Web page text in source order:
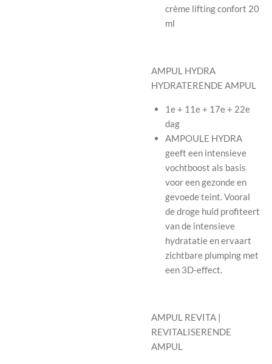
crème lifting confort 20
ml
AMPUL HYDRA
HYDRATERENDE AMPUL
1e + 11e + 17e + 22e
dag
AMPOULE HYDRA
geeft een intensieve
vochtboost als basis
voor een gezonde en
gevoede teint. Vooral
de droge huid profiteert
van de intensieve
hydratatie en ervaart
zichtbare plumping met
een 3D-effect.
AMPUL REVITA |
REVITALISERENDE
AMPUL